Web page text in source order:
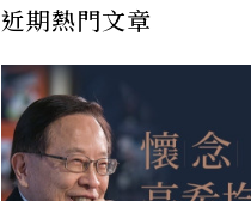
近期熱門文章